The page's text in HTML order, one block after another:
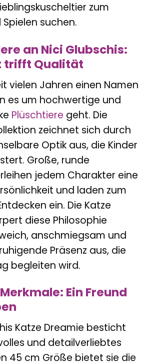
zum
suchen.
an Nici Glubschis:
trifft Qualität
vielen Jahren einen Namen
es um hochwertige und
Plüschtiere geht. Die
zeichnet sich durch
Optik aus, die Kinder
Große, runde
jedem Charakter eine
und laden zum
ein. Die Katze
diese Philosophie
anschmiegsam und
Präsenz aus, die
begleiten wird.
Ein Freund
Katze Dreamie besticht
und detailverliebtes
45 cm Größe bietet sie die